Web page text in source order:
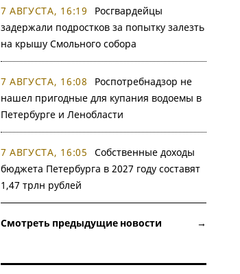
7 АВГУСТА, 16:19
Росгвардейцы
задержали подростков за попытку залезть
на крышу Смольного собора
7 АВГУСТА, 16:08
Роспотребнадзор не
нашел пригодные для купания водоемы в
Петербурге и Ленобласти
7 АВГУСТА, 16:05
Собственные доходы
бюджета Петербурга в 2027 году составят
1,47 трлн рублей
Смотреть предыдущие новости →